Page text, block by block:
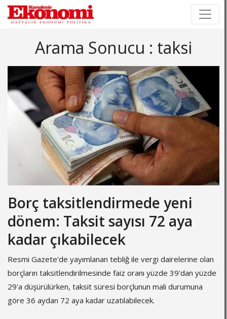
Arama Sonucu : taksi
Borç taksitlendirmede yeni
dönem: Taksit sayısı 72 aya
kadar çıkabilecek
Resmi Gazete'de yayımlanan tebliğ ile vergi dairelerine olan
borçların taksitlendirilmesinde faiz oranı yüzde 39'dan yüzde
29'a düşürülürken, taksit süresi borçlunun mali durumuna
göre 36 aydan 72 aya kadar uzatılabilecek.
×
×